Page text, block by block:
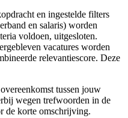
en ingestelde filters
en salaris) worden
voldoen, uitgesloten.
vacatures worden
relevantiescore. Deze
tussen jouw
wegen trefwoorden in de
de korte omschrijving.